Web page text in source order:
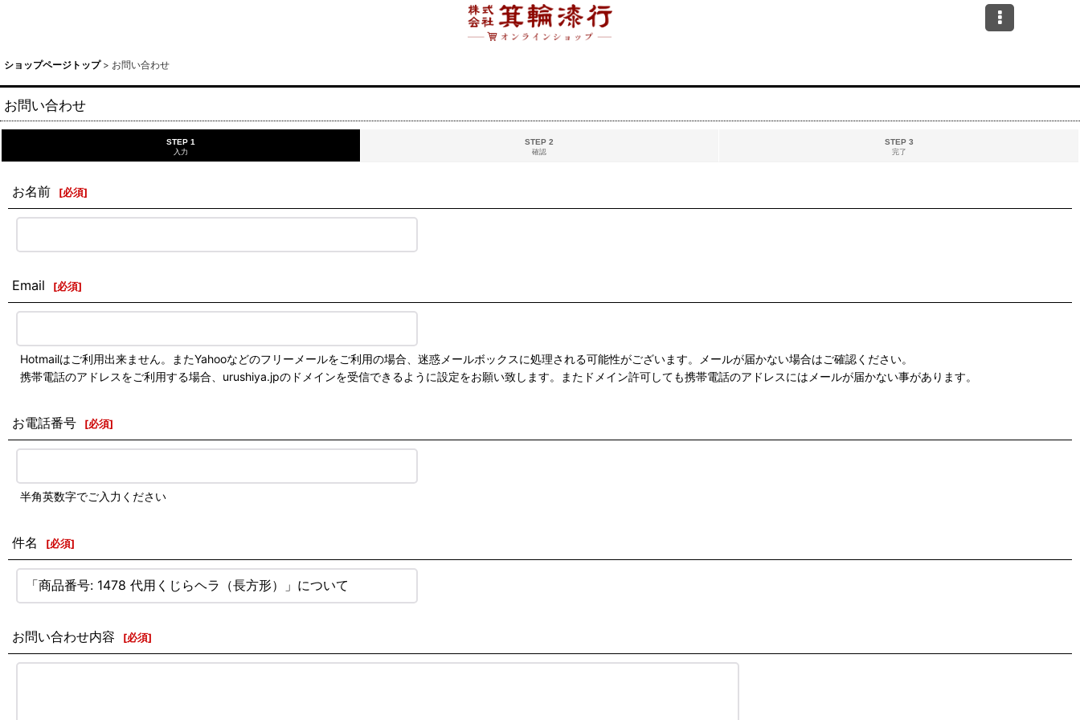
ショップページトップ > お問い合わせ
お問い合わせ
STEP 1
入力
STEP 2
確認
STEP 3
完了
お名前 [必須]
Email [必須]
Hotmailはご利用出来ません。またYahooなどのフリーメールをご利用の場合、迷惑メールボックスに処理される可能性がございます。メールが届かない場合はご確認ください。
携帯電話のアドレスをご利用する場合、urushiya.jpのドメインを受信できるように設定をお願い致します。またドメイン許可しても携帯電話のアドレスにはメールが届かない事があります。
お電話番号 [必須]
半角英数字でご入力ください
件名 [必須]
お問い合わせ内容 [必須]